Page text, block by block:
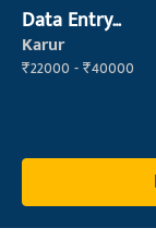
Data Entry
Operator
Karur
₹22000 - ₹40000